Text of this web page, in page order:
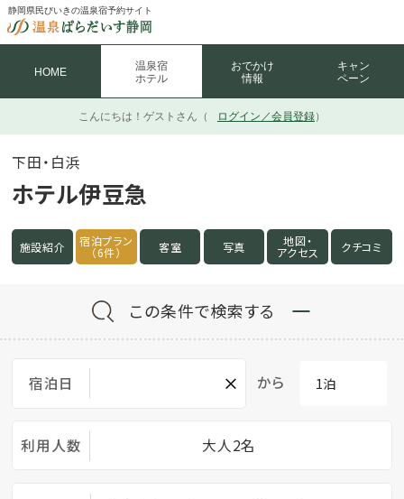
静岡県民びいきの温泉宿予約サイト
HOME
温泉宿
ホテル
おでかけ
情報
キャン
ペーン
こんにちは！ ゲストさん（ ログイン／会員登録）
下田・白浜
ホテル伊豆急
施設紹介 宿泊プラン
（6件） 客室 写真 地図・
アクセス クチコミ
この条件で検索する
宿泊日 × から
利用人数 大人2名